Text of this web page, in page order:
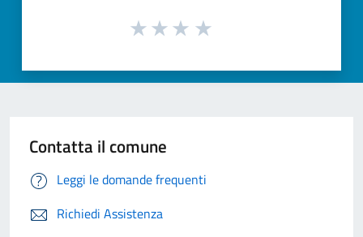
Contatta il comune
Leggi le domande frequenti
Richiedi Assistenza